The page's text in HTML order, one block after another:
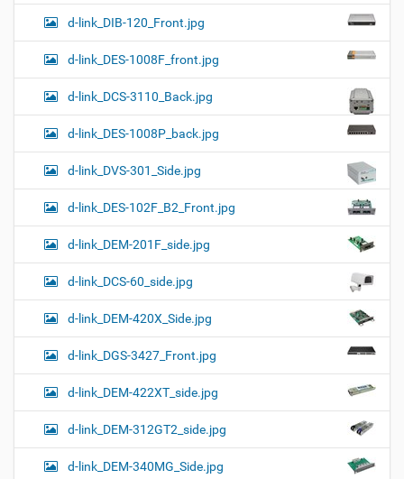
d-link_DIB-120_Front.jpg
d-link_DES-1008F_front.jpg
d-link_DCS-3110_Back.jpg
d-link_DES-1008P_back.jpg
d-link_DVS-301_Side.jpg
d-link_DES-102F_B2_Front.jpg
d-link_DEM-201F_side.jpg
d-link_DCS-60_side.jpg
d-link_DEM-420X_Side.jpg
d-link_DGS-3427_Front.jpg
d-link_DEM-422XT_side.jpg
d-link_DEM-312GT2_side.jpg
d-link_DEM-340MG_Side.jpg